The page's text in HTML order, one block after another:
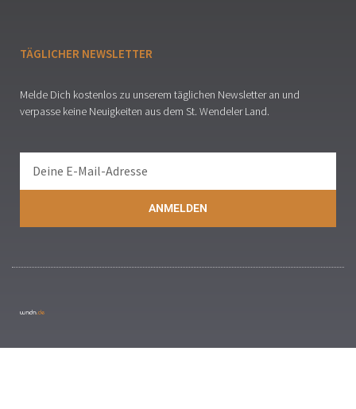
TÄGLICHER NEWSLETTER
Melde Dich kostenlos zu unserem täglichen Newsletter an und
verpasse keine Neuigkeiten aus dem St. Wendeler Land.
ANMELDEN